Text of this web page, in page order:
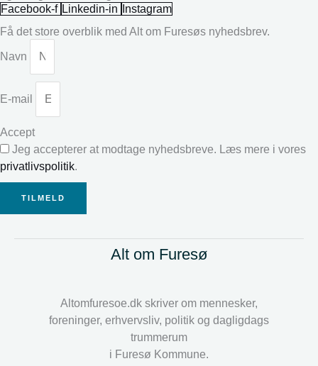
Facebook-f Linkedin-in
Instagram
Få det store overblik med Alt om Furesøs nyhedsbrev.
Navn
E-mail
Accept
Jeg accepterer at modtage nyhedsbreve. Læs mere i vores
privatlivspolitik.
TILMELD
Alt om Furesø
Altomfuresoe.dk skriver om mennesker,
foreninger, erhvervsliv, politik og dagligdags
trummerum
i Furesø Kommune.